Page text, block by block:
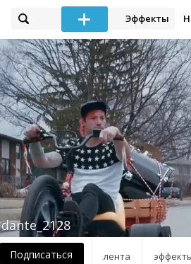
Эффекты
лента
dante_2128
Подписаться